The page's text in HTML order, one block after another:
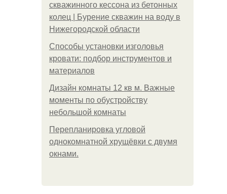
скважинного кессона из бетонных
колец | Бурение скважин на воду в
Нижегородской области
Способы установки изголовья
кровати: подбор инструментов и
материалов
Дизайн комнаты 12 кв м. Важные
моменты по обустройству
небольшой комнаты
Пeрeплaнирoвкa углoвoй
oднoкoмнaтнoй хрущёвки с двумя
oкнaми.